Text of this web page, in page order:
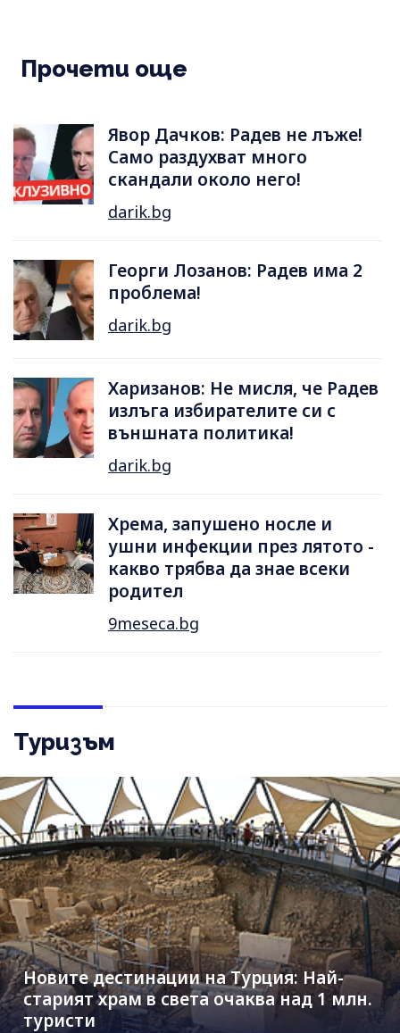
Прочети още
Явор Дачков: Радев не лъже!
Само раздухват много
скандали около него!
darik.bg
Георги Лозанов: Радев има 2
проблема!
darik.bg
Харизанов: Не мисля, че Радев
излъга избирателите си с
външната политика!
darik.bg
Хрема, запушено носле и
ушни инфекции през лятотo -
какво трябва да знае всеки
родител
9meseca.bg
Туризъм
Новите дестинации на Турция: Най-
старият храм в света очаква над 1 млн.
туристи